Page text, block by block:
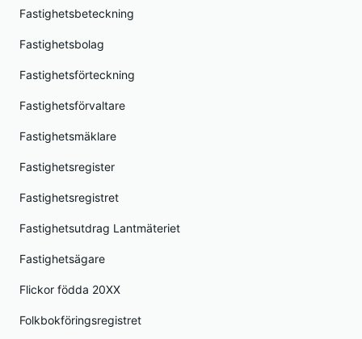
Fastighetsbeteckning
Fastighetsbolag
Fastighetsförteckning
Fastighetsförvaltare
Fastighetsmäklare
Fastighetsregister
Fastighetsregistret
Fastighetsutdrag Lantmäteriet
Fastighetsägare
Flickor födda 20XX
Folkbokföringsregistret